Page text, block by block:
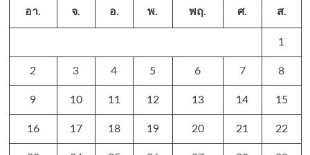
อา. จ. อ. พ. พฤ. ศ. ส.
1
2 3 4 5 6 7 8
9 10 11 12 13 14 15
16 17 18 19 20 21 22